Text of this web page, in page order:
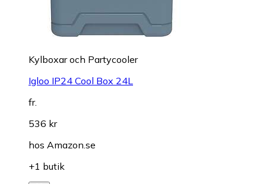
Kylboxar och Partycooler
Igloo IP24 Cool Box 24L
fr.
536 kr
hos Amazon.se
+1 butik